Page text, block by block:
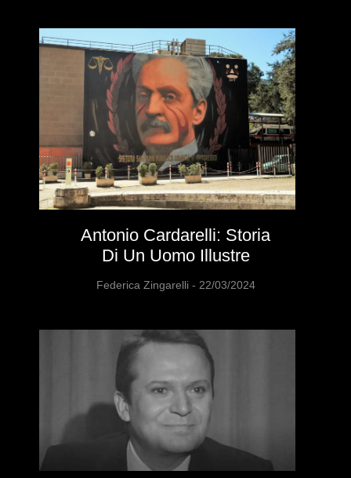
Antonio Cardarelli: Storia
Di Un Uomo Illustre
Federica Zingarelli 22/03/2024